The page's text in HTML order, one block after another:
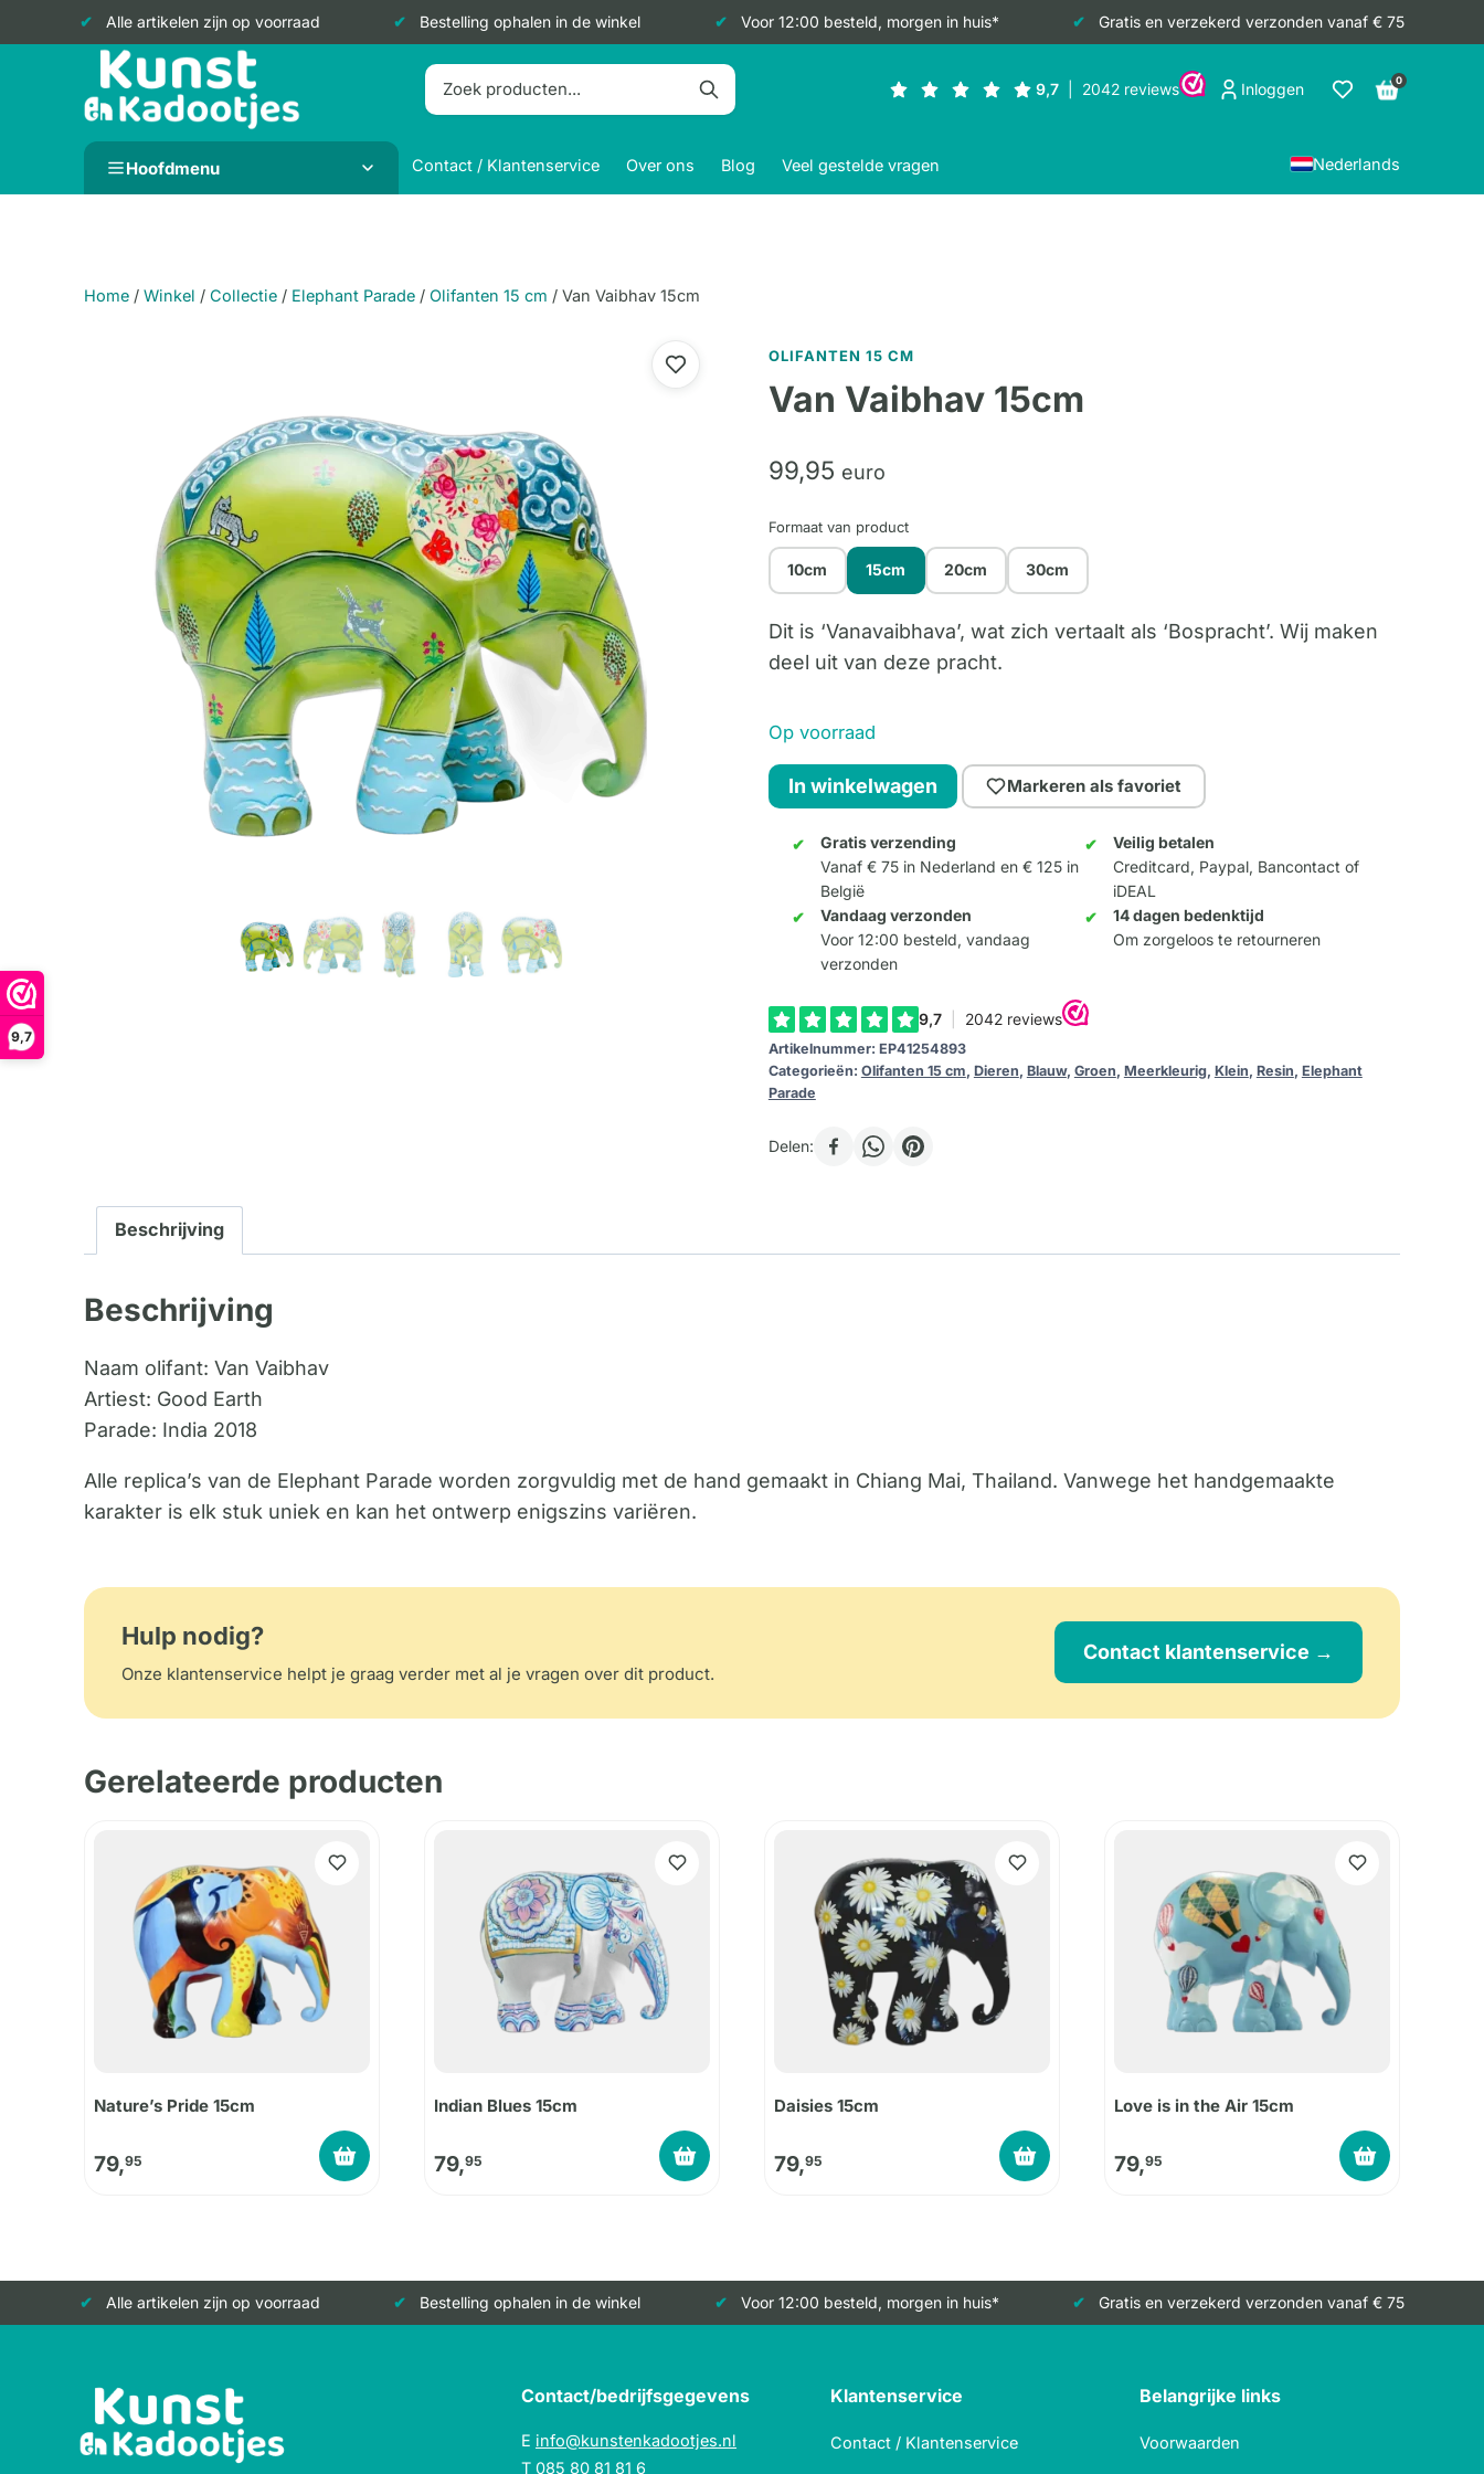
9,7
Alle artikelen zijn op voorraad Bestelling ophalen in de winkel Voor 12:00 besteld, morgen in huis* Gratis en verzekerd verzonden vanaf € 75
Inloggen 0
Hoofdmenu Contact / Klantenservice Over ons Blog Veel gestelde vragen Nederlands
Home / Winkel / Collectie / Elephant Parade / Olifanten 15 cm / Van Vaibhav 15cm
OLIFANTEN 15 CM
Van Vaibhav 15cm
99,95 euro
Formaat van product
10cm 15cm 20cm 30cm
Dit is ‘Vanavaibhava’, wat zich vertaalt als ‘Bospracht’. Wij maken
deel uit van deze pracht.
Op voorraad
Van
Vaibhav
15cm
aantal
In winkelwagen Markeren als favoriet
Gratis verzending
Vanaf € 75 in Nederland en € 125 in
België
Veilig betalen
Creditcard, Paypal, Bancontact of
iDEAL
Vandaag verzonden
Voor 12:00 besteld, vandaag
verzonden
14 dagen bedenktijd
Om zorgeloos te retourneren
Artikelnummer: EP41254893
Categorieën: Olifanten 15 cm, Dieren, Blauw, Groen, Meerkleurig, Klein, Resin, Elephant
Parade
Delen:
Beschrijving
Beschrijving
Naam olifant: Van Vaibhav
Artiest: Good Earth
Parade: India 2018
Alle replica’s van de Elephant Parade worden zorgvuldig met de hand gemaakt in Chiang Mai, Thailand. Vanwege het handgemaakte
karakter is elk stuk uniek en kan het ontwerp enigszins variëren.
Hulp nodig?
Onze klantenservice helpt je graag verder met al je vragen over dit product.
Contact klantenservice →
Gerelateerde producten
Nature’s Pride 15cm
79,95
Indian Blues 15cm
79,95
Daisies 15cm
79,95
Love is in the Air 15cm
79,95
Alle artikelen zijn op voorraad Bestelling ophalen in de winkel Voor 12:00 besteld, morgen in huis* Gratis en verzekerd verzonden vanaf € 75
Contact/bedrijfsgegevens
E info@kunstenkadootjes.nl
T 085 80 81 81 6
Klantenservice
Contact / Klantenservice
Belangrijke links
Voorwaarden